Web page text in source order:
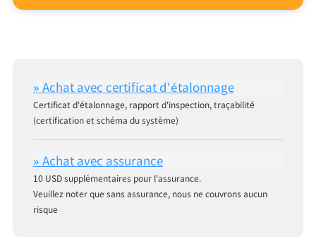
Certificat d'étalonnage, rapport d'inspection, traçabilité
(certification et schéma du système)
10 USD supplémentaires pour l'assurance.
Veuillez noter que sans assurance, nous ne couvrons aucun
risque